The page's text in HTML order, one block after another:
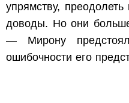
упрямству,
доводы. Но они
— Мирону
ошибочности его